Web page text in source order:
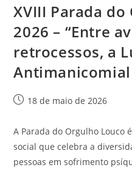
XVIII Parada
2026 – “Entre
retrocessos, a
18 de maio de 2026
A Parada do Orgulho Louco
social que celebra a
pessoas em sofrimento